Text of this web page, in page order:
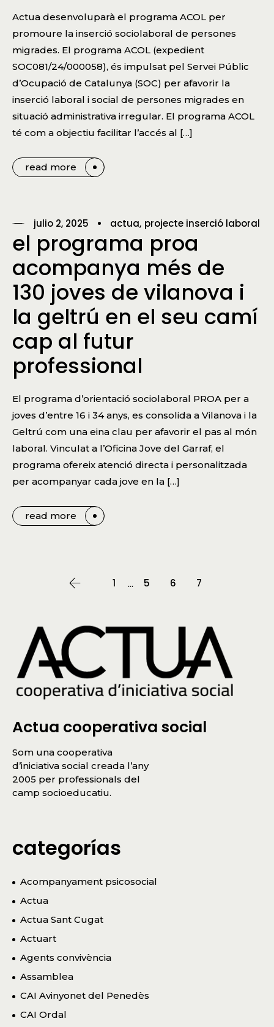
Actua desenvoluparà el programa ACOL per
promoure la inserció sociolaboral de persones
migrades. El programa ACOL (expedient
SOC081/24/000058), és impulsat pel Servei Públic
d’Ocupació de Catalunya (SOC) per afavorir la
inserció laboral i social de persones migrades en
situació administrativa irregular. El programa ACOL
té com a objectiu facilitar l’accés al […]
read more
julio 2, 2025 actua projecte inserció laboral
el programa proa
acompanya més de
130 joves de vilanova i
la geltrú en el seu camí
cap al futur
professional
El programa d’orientació sociolaboral PROA per a
joves d’entre 16 i 34 anys, es consolida a Vilanova i la
Geltrú com una eina clau per afavorir el pas al món
laboral. Vinculat a l’Oficina Jove del Garraf, el
programa ofereix atenció directa i personalitzada
per acompanyar cada jove en la […]
read more
1 … 5 6 7
Actua cooperativa social
Som una cooperativa
d’iniciativa social creada l’any
2005 per professionals del
camp socioeducatiu.
categorías
Acompanyament psicosocial
Actua
Actua Sant Cugat
Actuart
Agents convivència
Assamblea
CAI Avinyonet del Penedès
CAI Ordal